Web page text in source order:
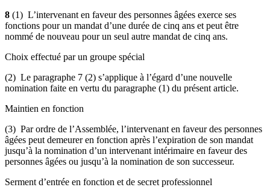
8 (1) L’intervenant en faveur des personnes âgées exerce ses
fonctions pour un mandat d’une durée de cinq ans et peut être
nommé de nouveau pour un seul autre mandat de cinq ans.
Choix effectué par un groupe spécial
(2) Le paragraphe 7 (2) s’applique à l’égard d’une nouvelle
nomination faite en vertu du paragraphe (1) du présent article.
Maintien en fonction
(3) Par ordre de l’Assemblée, l’intervenant en faveur des personnes
âgées peut demeurer en fonction après l’expiration de son mandat
jusqu’à la nomination d’un intervenant intérimaire en faveur des
personnes âgées ou jusqu’à la nomination de son successeur.
Serment d’entrée en fonction et de secret professionnel